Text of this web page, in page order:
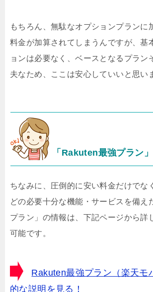
もちろん、無駄なオプションプランに
料金が加算されてしまうんですが、基
ョンは必要なく、ベースとなるプラン
夫なため、ここは安心していいと思い
「Rakuten最強プラン
ちなみに、圧倒的に安い料金だけでな
どの必要十分な機能・サービスを備え
プラン」の情報は、下記ページから詳
可能です。
Rakuten最強プラン（楽天モ
的な説明を見る！